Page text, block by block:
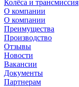
Колёса и трансмиссия
О компании
О компании
Преимущества
Производство
Отзывы
Новости
Вакансии
Документы
Партнерам